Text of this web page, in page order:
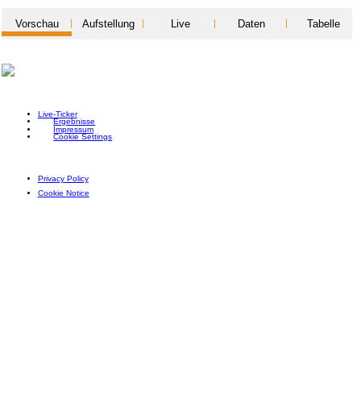
Vorschau Aufstellung Live Daten Tabelle
Live-Ticker
Ergebnisse
Impressum
Cookie Settings
Privacy Policy
Cookie Notice